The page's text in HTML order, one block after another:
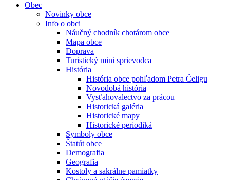
Obec
Novinky obce
Info o obci
Náučný chodník chotárom obce
Mapa obce
Doprava
Turistický mini sprievodca
História
História obce pohľadom Petra Čeligu
Novodobá história
Vysťahovalectvo za prácou
Historická galéria
Historické mapy
Historické periodiká
Symboly obce
Štatút obce
Demografia
Geografia
Kostoly a sakrálne pamiatky